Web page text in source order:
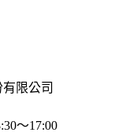
限公司
～17:00